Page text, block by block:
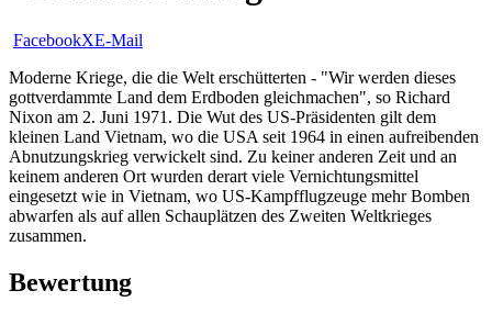
FacebookXE-Mail
Moderne Kriege, die die Welt erschütterten - "Wir werden dieses
gottverdammte Land dem Erdboden gleichmachen", so Richard
Nixon am 2. Juni 1971. Die Wut des US-Präsidenten gilt dem
kleinen Land Vietnam, wo die USA seit 1964 in einen aufreibenden
Abnutzungskrieg verwickelt sind. Zu keiner anderen Zeit und an
keinem anderen Ort wurden derart viele Vernichtungsmittel
eingesetzt wie in Vietnam, wo US-Kampfflugzeuge mehr Bomben
abwarfen als auf allen Schauplätzen des Zweiten Weltkrieges
zusammen.
Bewertung